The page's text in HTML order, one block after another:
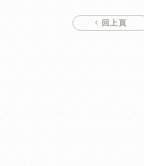
回上頁